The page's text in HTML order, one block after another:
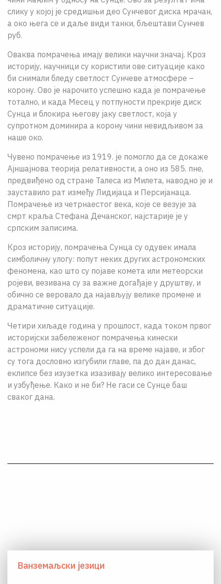
слику у коjоj jе средишњи део Сунчевог диска мрачан,
а око њега се и даље види танки, бљештави Сунчев
руб.
Оваква помрачења имаjу велики научни значаj. Кроз
историjу, научници су користили ове ситуациjе како
би снимали бледу светлост Сунчеве атмосфере –
корону. Ово jе нарочито успешно када jе помрачење
тотално, и када Месец у потпуности прекриjе диск
Сунца и блокира његову jаку светлост, коjа у
супротном доминира а корону чини невидљивом за
наше око.
Чувено помрачење из 1919. је помогло да се докаже
Ајншајнова теорија релативности, а оно из 585. пне,
предвиђено од стране Талеса из Милета, наводно је и
зауставило рат између Лидијаца и Персијанаца.
Помрачење из четрнаестог века, које се везује за
смрт краља Стефана Дечанског, најстарије је у
српским записима.
Кроз историју, помрачења Сунца су одувек имала
симболичну улогу: попут неких других астрономских
феномена, као што су појаве комета или метеорски
ројеви, везивана су за важне догађаје у друштву, и
обично се веровало да најављују велике промене и
драматичне ситуације.
Четири хиљаде година у прошлост, када током првог
историјски забележеног помрачења кинески
астрономи нису успели да га на време најаве, и због
су тога дословно изгубили главе, па до дан данас,
еклипсе без изузетка изазивају велико интересовање
и узбуђење. Како и не би? Не гаси се Сунце баш
сваког дана.
Ванземаљски језици